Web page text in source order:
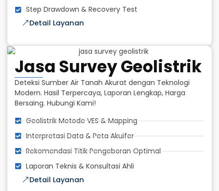
Step Drawdown & Recovery Test
Detail Layanan
Jasa Survey Geolistrik
Deteksi Sumber Air Tanah Akurat dengan Teknologi
Modern. Hasil Terpercaya, Laporan Lengkap, Harga
Bersaing. Hubungi Kami!
Geolistrik Metode VES & Mapping
Interpretasi Data & Peta Akuifer
Rekomendasi Titik Pengeboran Optimal
Laporan Teknis & Konsultasi Ahli
Detail Layanan